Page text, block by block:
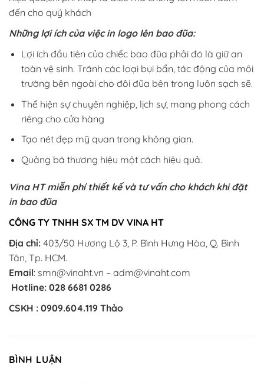
đến cho quý khách
Những lợi ích của việc in logo lên bao đũa:
Lợi ích đầu tiên của chiếc bao đũa phải đó là giữ an
toàn vệ sinh. Tránh các loại bụi bẩn, tác động của môi
trường bên ngoài cho đôi đũa bên trong luôn sạch sẽ.
Thể hiện sự chuyên nghiệp, lịch sự, mang phong cách
riêng cho cửa hàng
Tạo nét đẹp mỹ quan trong không gian.
Quảng bá thương hiệu một cách hiệu quả.
Vina HT miễn phí thiết kế và tư vấn cho khách khi đặt
in bao đũa
CÔNG TY TNHH SX TM DV VINA HT
Địa chỉ: 403/50 Hương Lộ 3, P. Bình Hưng Hòa, Q. Bình
Tân, Tp. HCM.
Email: smn@vinaht.vn – adm@vinaht.com
Hotline: 028 6681 0286
CSKH : 0909.604.119 Thảo
BÌNH LUẬN